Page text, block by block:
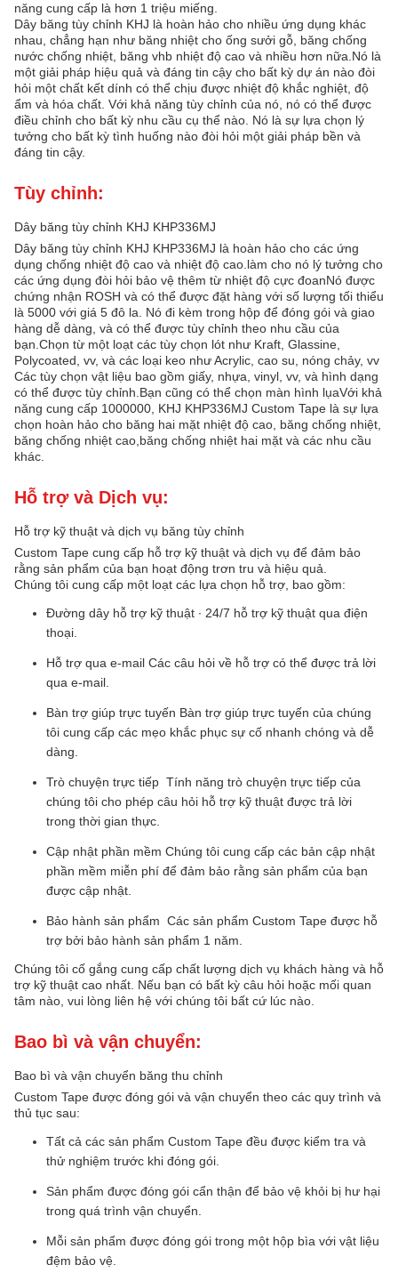
năng cung cấp là hơn 1 triệu miếng.
Dây băng tùy chỉnh KHJ là hoàn hảo cho nhiều ứng dụng khác
nhau, chẳng hạn như băng nhiệt cho ống sưởi gỗ, băng chống
nước chống nhiệt, băng vhb nhiệt độ cao và nhiều hơn nữa.Nó là
một giải pháp hiệu quả và đáng tin cậy cho bất kỳ dự án nào đòi
hỏi một chất kết dính có thể chịu được nhiệt độ khắc nghiệt, độ
ẩm và hóa chất. Với khả năng tùy chỉnh của nó, nó có thể được
điều chỉnh cho bất kỳ nhu cầu cụ thể nào. Nó là sự lựa chọn lý
tưởng cho bất kỳ tình huống nào đòi hỏi một giải pháp bền và
đáng tin cậy.
Tùy chỉnh:
Dây băng tùy chỉnh KHJ KHP336MJ
Dây băng tùy chỉnh KHJ KHP336MJ là hoàn hảo cho các ứng
dụng chống nhiệt độ cao và nhiệt độ cao.làm cho nó lý tưởng cho
các ứng dụng đòi hỏi bảo vệ thêm từ nhiệt độ cực đoanNó được
chứng nhận ROSH và có thể được đặt hàng với số lượng tối thiểu
là 5000 với giá 5 đô la. Nó đi kèm trong hộp để đóng gói và giao
hàng dễ dàng, và có thể được tùy chỉnh theo nhu cầu của
bạn.Chọn từ một loạt các tùy chọn lót như Kraft, Glassine,
Polycoated, vv, và các loại keo như Acrylic, cao su, nóng chảy, vv
Các tùy chọn vật liệu bao gồm giấy, nhựa, vinyl, vv, và hình dạng
có thể được tùy chỉnh.Bạn cũng có thể chọn màn hình lụaVới khả
năng cung cấp 1000000, KHJ KHP336MJ Custom Tape là sự lựa
chọn hoàn hảo cho băng hai mặt nhiệt độ cao, băng chống nhiệt,
băng chống nhiệt cao,băng chống nhiệt hai mặt và các nhu cầu
khác.
Hỗ trợ và Dịch vụ:
Hỗ trợ kỹ thuật và dịch vụ băng tùy chỉnh
Custom Tape cung cấp hỗ trợ kỹ thuật và dịch vụ để đảm bảo
rằng sản phẩm của bạn hoạt động trơn tru và hiệu quả.
Chúng tôi cung cấp một loạt các lựa chọn hỗ trợ, bao gồm:
Đường dây hỗ trợ kỹ thuật ∙ 24/7 hỗ trợ kỹ thuật qua điện
thoại.
Hỗ trợ qua e-mail Các câu hỏi về hỗ trợ có thể được trả lời
qua e-mail.
Bàn trợ giúp trực tuyến Bàn trợ giúp trực tuyến của chúng
tôi cung cấp các mẹo khắc phục sự cố nhanh chóng và dễ
dàng.
Trò chuyện trực tiếp ️ Tính năng trò chuyện trực tiếp của
chúng tôi cho phép câu hỏi hỗ trợ kỹ thuật được trả lời
trong thời gian thực.
Cập nhật phần mềm Chúng tôi cung cấp các bản cập nhật
phần mềm miễn phí để đảm bảo rằng sản phẩm của bạn
được cập nhật.
Bảo hành sản phẩm ️ Các sản phẩm Custom Tape được hỗ
trợ bởi bảo hành sản phẩm 1 năm.
Chúng tôi cố gắng cung cấp chất lượng dịch vụ khách hàng và hỗ
trợ kỹ thuật cao nhất. Nếu bạn có bất kỳ câu hỏi hoặc mối quan
tâm nào, vui lòng liên hệ với chúng tôi bất cứ lúc nào.
Bao bì và vận chuyển:
Bao bì và vận chuyển băng thu chỉnh
Custom Tape được đóng gói và vận chuyển theo các quy trình và
thủ tục sau:
Tất cả các sản phẩm Custom Tape đều được kiểm tra và
thử nghiệm trước khi đóng gói.
Sản phẩm được đóng gói cẩn thận để bảo vệ khỏi bị hư hại
trong quá trình vận chuyển.
Mỗi sản phẩm được đóng gói trong một hộp bìa với vật liệu
đệm bảo vệ.